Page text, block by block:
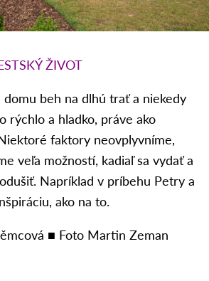
ŽIVOT
beh na dlhú trať a niekedy
rýchlo a hladko, práve ako
faktory neovplyvníme,
veľa možností, kadiaľ sa vydať a
Napríklad v príbehu Petry a
ako na to.
■ Foto Martin Zeman